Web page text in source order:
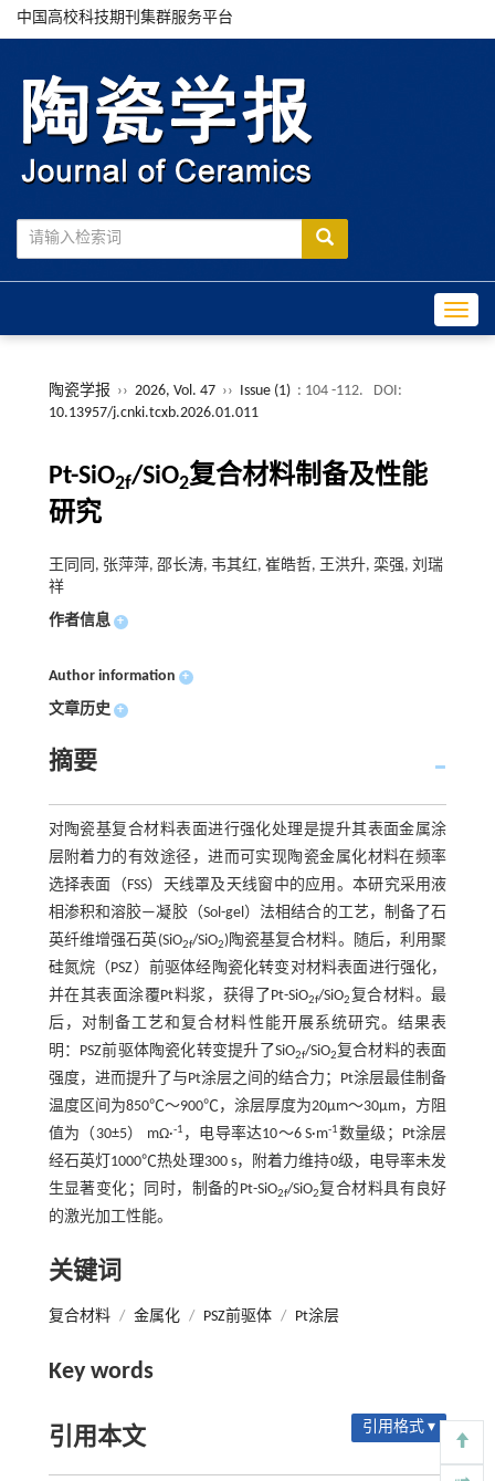
中国高校科技期刊集群服务平台
陶瓷学报 ›› 2026, Vol. 47 ›› Issue (1) : 104 -112.
DOI:
10.13957/j.cnki.tcxb.2026.01.011
Pt-SiO2f/SiO2复合材料制备及性能
研究
王同同, 张萍萍, 邵长涛, 韦其红, 崔皓哲, 王洪升, 栾强, 刘瑞
祥
作者信息 +
Author information +
文章历史 +
摘要
对陶瓷基复合材料表面进行强化处理是提升其表面金属涂
层附着力的有效途径，进而可实现陶瓷金属化材料在频率
选择表面（FSS）天线罩及天线窗中的应用。本研究采用液
相渗积和溶胶—凝胶（Sol-gel）法相结合的工艺，制备了石
英纤维增强石英(SiO2f/SiO2)陶瓷基复合材料。随后，利用聚
硅氮烷（PSZ）前驱体经陶瓷化转变对材料表面进行强化，
并在其表面涂覆Pt料浆，获得了Pt-SiO2f/SiO2复合材料。最
后，对制备工艺和复合材料性能开展系统研究。结果表
明：PSZ前驱体陶瓷化转变提升了SiO2f/SiO2复合材料的表面
强度，进而提升了与Pt涂层之间的结合力；Pt涂层最佳制备
温度区间为850℃～900℃，涂层厚度为20μm～30μm，方阻
值为（30±5） mΩ·-1 ，电导率达10～6 S·m-1数量级；Pt涂层
经石英灯1000℃热处理300 s，附着力维持0级，电导率未发
生显著变化；同时，制备的Pt-SiO2f/SiO2复合材料具有良好
的激光加工性能。
关键词
复合材料 / 金属化 / PSZ前驱体 / Pt涂层
Key words
引用本文 引用格式 ▾